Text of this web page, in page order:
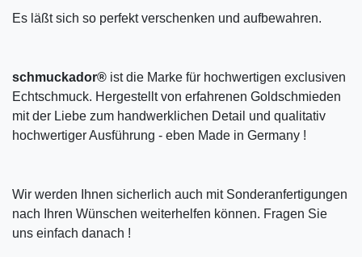
Es läßt sich so perfekt verschenken und aufbewahren.
schmuckador® ist die Marke für hochwertigen exclusiven
Echtschmuck. Hergestellt von erfahrenen Goldschmieden
mit der Liebe zum handwerklichen Detail und qualitativ
hochwertiger Ausführung - eben Made in Germany !
Wir werden Ihnen sicherlich auch mit Sonderanfertigungen
nach Ihren Wünschen weiterhelfen können. Fragen Sie
uns einfach danach !